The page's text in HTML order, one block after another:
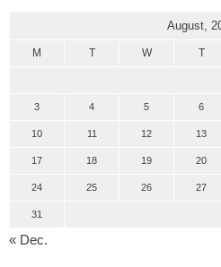
August,
M T W T
3 4 5 6
10 11 12 13
17 18 19 20
24 25 26 27
31
« Dec.